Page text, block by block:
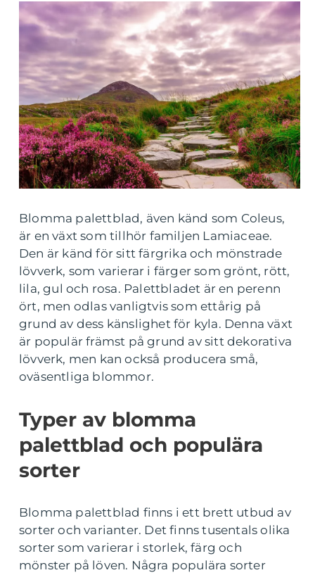
Blomma palettblad, även känd som Coleus,
är en växt som tillhör familjen Lamiaceae.
Den är känd för sitt färgrika och mönstrade
lövverk, som varierar i färger som grönt, rött,
lila, gul och rosa. Palettbladet är en perenn
ört, men odlas vanligtvis som ettårig på
grund av dess känslighet för kyla. Denna växt
är populär främst på grund av sitt dekorativa
lövverk, men kan också producera små,
oväsentliga blommor.
Typer av blomma
palettblad och populära
sorter
Blomma palettblad finns i ett brett utbud av
sorter och varianter. Det finns tusentals olika
sorter som varierar i storlek, färg och
mönster på löven. Några populära sorter